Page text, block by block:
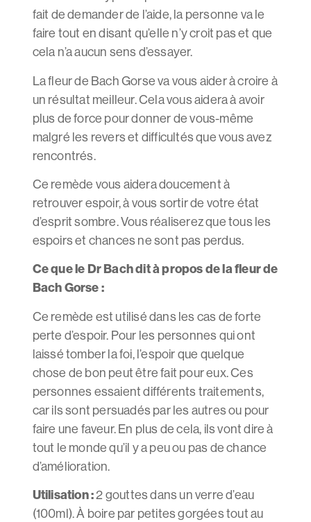
fait de demander de l’aide, la personne va le
faire tout en disant qu’elle n’y croit pas et que
cela n’a aucun sens d’essayer.
La fleur de Bach Gorse va vous aider à croire à
un résultat meilleur. Cela vous aidera à avoir
plus de force pour donner de vous-même
malgré les revers et difficultés que vous avez
rencontrés.
Ce remède vous aidera doucement à
retrouver espoir, à vous sortir de votre état
d’esprit sombre. Vous réaliserez que tous les
espoirs et chances ne sont pas perdus.
Ce que le Dr Bach dit à propos de la fleur de
Bach Gorse :
Ce remède est utilisé dans les cas de forte
perte d’espoir. Pour les personnes qui ont
laissé tomber la foi, l’espoir que quelque
chose de bon peut être fait pour eux. Ces
personnes essaient différents traitements,
car ils sont persuadés par les autres ou pour
faire une faveur. En plus de cela, ils vont dire à
tout le monde qu’il y a peu ou pas de chance
d’amélioration.
Utilisation :2 gouttes dans un verre d’eau
(100ml). À boire par petites gorgées tout au